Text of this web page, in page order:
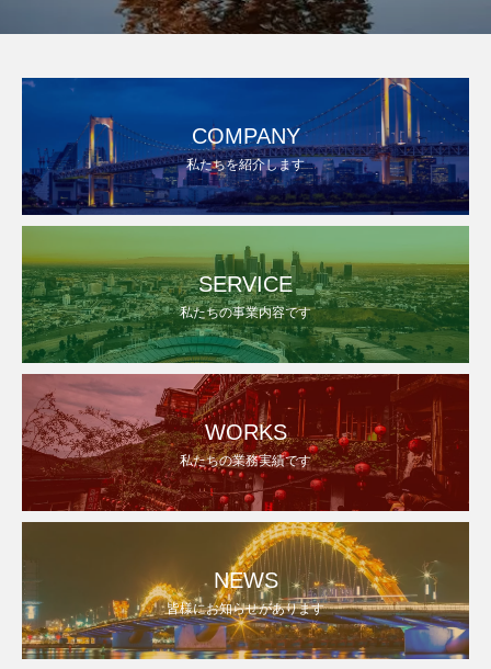
COMPANY
私たちを紹介します
SERVICE
私たちの事業内容です
WORKS
私たちの業務実績です
NEWS
皆様にお知らせがあります